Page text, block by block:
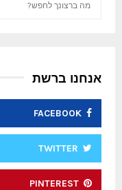
f
o
:
אנחנו ברשת
FACEBOOK
TWITTER
PINTEREST